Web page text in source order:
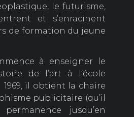
le futurisme,
et s’enracinent
de formation du jeune
à enseigner le
de l’art à l’école
il obtient la chaire
publicitaire (qu’il
jusqu’en